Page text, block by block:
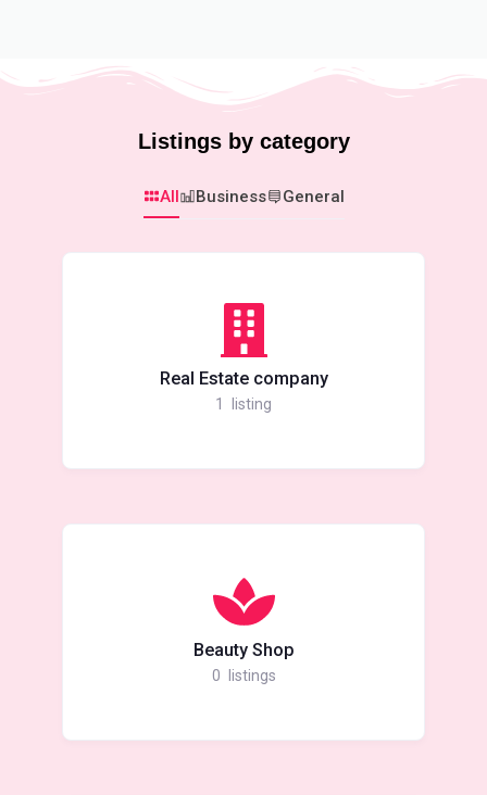
Listings by category
All Business General
Real Estate company
1 listing
Beauty Shop
0 listings